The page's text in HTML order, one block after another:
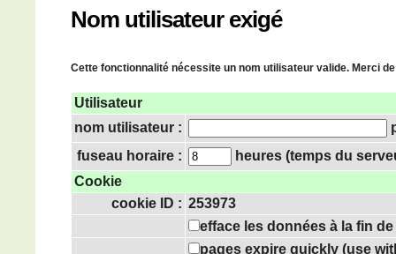
Nom utilisateur exigé
Cette fonctionnalité nécessite un nom utilisateur valide. Merci
Utilisateur
nom utilisateur :
fuseau horaire :
heures (temps du
Cookie
cookie ID : 253973
efface les données à la fin
pages expire quickly (use